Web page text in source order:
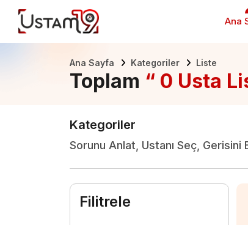
Ana
Ana Sayfa Kategoriler Liste
Toplam “ 0 Usta
Kategoriler
Sorunu Anlat, Ustanı Seç, Gerisini
Filitrele